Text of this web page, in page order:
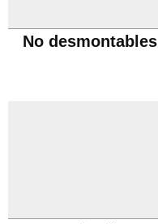
No desmontables